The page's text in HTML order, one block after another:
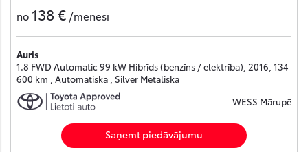
no 138 € /mēnesī
Auris
1.8 FWD Automatic 99 kW Hibrīds (benzīns / elektrība), 2016, 134
600 km , Automātiskā , Silver Metāliska
WESS Mārupē
Saņemt piedāvājumu